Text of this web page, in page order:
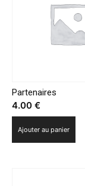
Martinique,
Partenaires
4.00 €
Ajouter au panier